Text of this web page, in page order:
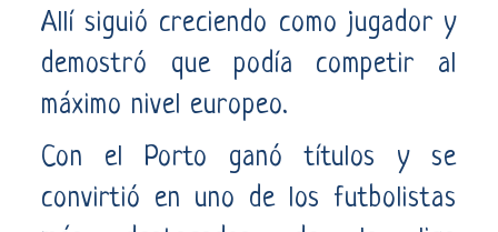
Allí siguió creciendo como jugador y
demostró que podía competir al
máximo nivel europeo.
Con el Porto ganó títulos y se
convirtió en uno de los futbolistas